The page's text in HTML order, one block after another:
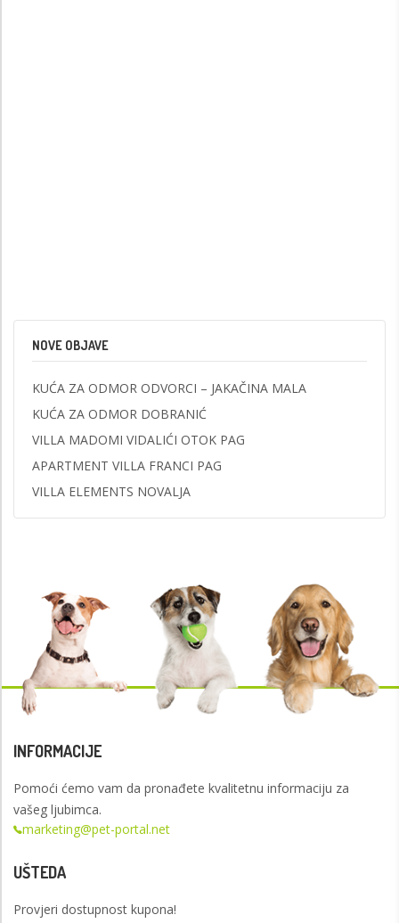
NOVE OBJAVE
KUĆA ZA ODMOR ODVORCI – JAKAČINA MALA
KUĆA ZA ODMOR DOBRANIĆ
VILLA MADOMI VIDALIĆI OTOK PAG
APARTMENT VILLA FRANCI PAG
VILLA ELEMENTS NOVALJA
INFORMACIJE
Pomoći ćemo vam da pronađete kvalitetnu informaciju za
vašeg ljubimca.
marketing@pet-portal.net
UŠTEDA
Provjeri dostupnost kupona!